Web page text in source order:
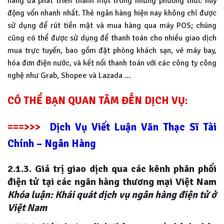
động vốn nhanh nhất. Thẻ ngân hàng hiện nay không chỉ được
sử dụng để rút tiền mặt và mua hàng qua máy POS; chúng
cũng có thể được sử dụng để thanh toán cho nhiều giao dịch
mua trực tuyến, bao gồm đặt phòng khách sạn, vé máy bay,
hóa đơn điện nước, và kết nối thanh toán với các công ty công
nghệ như Grab, Shopee và Lazada …
CÓ THỂ BẠN QUAN TÂM ĐẾN DỊCH VỤ:
===>>>
Dịch Vụ Viết Luận Văn Thạc Sĩ Tài
Chính – Ngân Hàng
2.1.3. Giá trị giao dịch qua các kênh phân phối
điện tử tại các ngân hàng thương mại Việt Nam
Khóa luận: Khái quát dịch vụ ngân hàng điện tử ở
Việt Nam